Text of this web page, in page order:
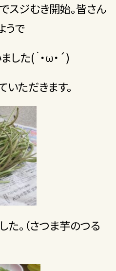
スジむき開始。皆さん
うで
した(｀・ω・´)
ただきます。
た。（さつま芋のつる